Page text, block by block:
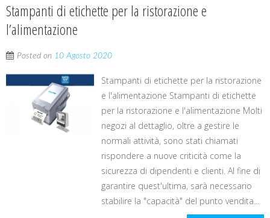
Stampanti di etichette per la ristorazione e
l’alimentazione
Posted on 10 Agosto 2020
Stampanti di etichette per la ristorazione
e l'alimentazione Stampanti di etichette
per la ristorazione e l'alimentazione Molti
negozi al dettaglio, oltre a gestire le
normali attività, sono stati chiamati
rispondere a nuove criticità come la
sicurezza di dipendenti e clienti. Al fine di
garantire quest'ultima, sarà necessario
stabilire la "capacità" del punto vendita...